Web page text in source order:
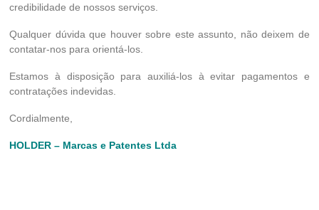
credibilidade de nossos serviços.
Qualquer dúvida que houver sobre este assunto, não deixem de
contatar-nos para orientá-los.
Estamos à disposição para auxiliá-los à evitar pagamentos e
contratações indevidas.
Cordialmente,
HOLDER – Marcas e Patentes Ltda